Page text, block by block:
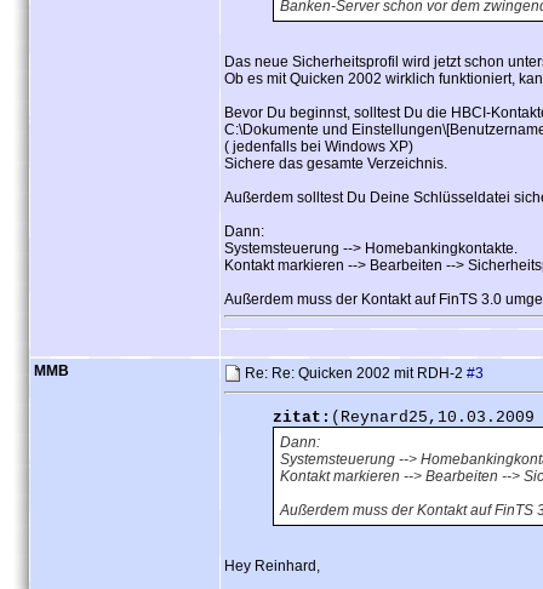
Banken-Server schon vor dem
Das neue Sicherheitsprofil wird jetzt schon
Ob es mit Quicken 2002 wirklich funktioniert,
Bevor Du beginnst, solltest Du die HBCI-
C:\Dokumente und
( jedenfalls bei Windows XP)
Sichere das gesamte Verzeichnis.
Außerdem solltest Du Deine Schlüsseldatei
Dann:
Systemsteuerung --> Homebankingkontakte.
Kontakt markieren --> Bearbeiten -->
Außerdem muss der Kontakt auf FinTS 3.0
MMB Re: Re: Quicken 2002 mit RDH-2 #3
zitat:
Dann:
Systemsteuerung -->
Kontakt markieren --> Bearbeiten -->
Außerdem muss der Kontakt auf FinTS
Hey Reinhard,